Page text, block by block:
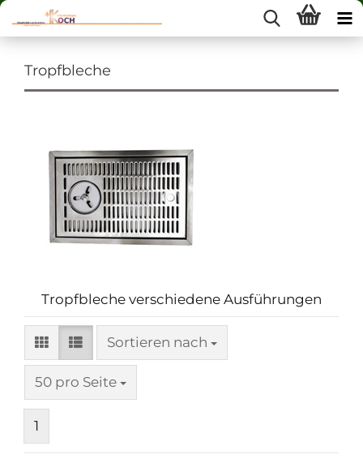
Tropfbleche
Tropfbleche verschiedene Ausführungen
Sortieren nach
Sortieren nach
50 pro Seite
pro Seite
1